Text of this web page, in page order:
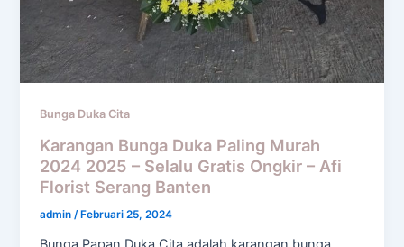
Bunga Duka Cita
Karangan Bunga Duka Paling Murah
2024 2025 – Selalu Gratis Ongkir – Afi
Florist Serang Banten
admin/ Februari 25, 2024